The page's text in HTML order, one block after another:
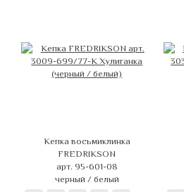
Кепка восьмиклинка
FREDRIKSON
арт. 95-601-08
черный / белый